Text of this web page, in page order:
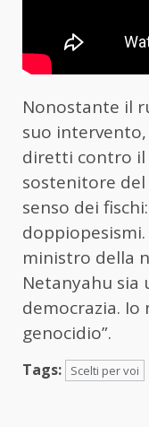
Nonostante il
suo
diretti contro il
sostenitore del
senso dei
ministro della
Netanyahu sia
democrazia. Io
genocidio”.
Tags: Scelti per voi